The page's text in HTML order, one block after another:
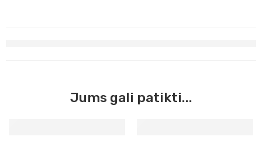
Jums gali patikti...